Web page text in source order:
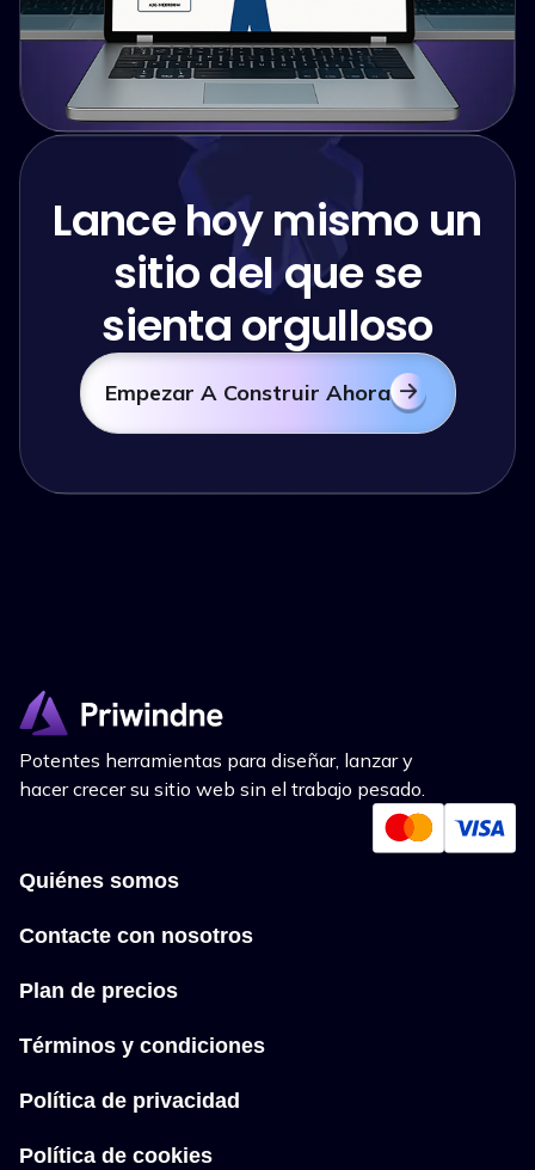
Lance hoy mismo un
sitio del que se
sienta orgulloso
Empezar A Construir Ahora
Potentes herramientas para diseñar, lanzar y
hacer crecer su sitio web sin el trabajo pesado.
Quiénes somos
Contacte con nosotros
Plan de precios
Términos y condiciones
Política de privacidad
Política de cookies